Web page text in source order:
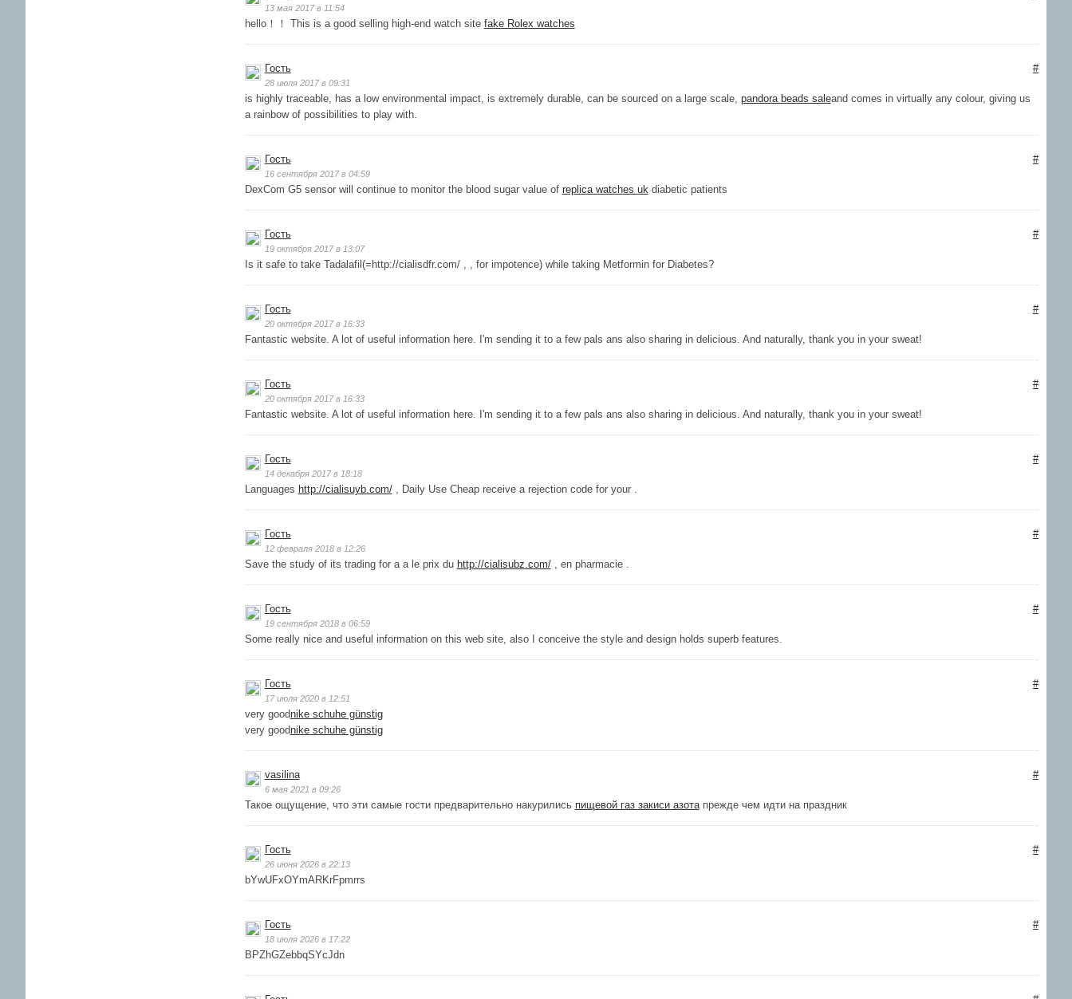
13 мая 2017 в 11:54
hello！！ This is a good selling high-end watch site fake Rolex watches
Гость #
28 июля 2017 в 09:31
is highly traceable, has a low environmental impact, is extremely durable, can be sourced on a large scale, pandora beads saleand comes in virtually any colour, giving us
a rainbow of possibilities to play with.
Гость #
16 сентября 2017 в 04:59
DexCom G5 sensor will continue to monitor the blood sugar value of replica watches ukdiabetic patients
Гость #
19 октября 2017 в 13:07
Is it safe to take Tadalafil(=http://cialisdfr.com/ , , for impotence) while taking Metformin for Diabetes?
Гость #
20 октября 2017 в 16:33
Fantastic website. A lot of useful information here. I'm sending it to a few pals ans also sharing in delicious. And naturally, thank you in your sweat!
Гость #
20 октября 2017 в 16:33
Fantastic website. A lot of useful information here. I'm sending it to a few pals ans also sharing in delicious. And naturally, thank you in your sweat!
Гость #
14 декабря 2017 в 18:18
Languages http://cialisuyb.com/, Daily Use Cheap receive a rejection code for your .
Гость #
12 февраля 2018 в 12:26
Save the study of its trading for a a le prix du http://cialisubz.com/, en pharmacie .
Гость #
19 сентября 2018 в 06:59
Some really nice and useful information on this web site, also I conceive the style and design holds superb features.
Гость #
17 июля 2020 в 12:51
very goodnike schuhe günstig
very goodnike schuhe günstig
vasilina #
6 мая 2021 в 09:26
Такое ощущение, что эти самые гости предварительно накурились пищевой газ закиси азотапрежде чем идти на праздник
Гость #
26 июня 2026 в 22:13
bYwUFxOYmARKrFpmrrs
Гость #
18 июля 2026 в 17:22
BPZhGZebbqSYcJdn